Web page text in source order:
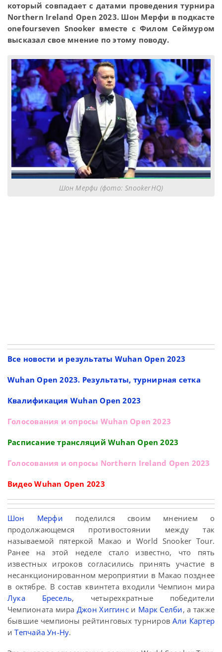
который совпадает с датами проведения турнира
Northern Ireland Open 2023. Шон Мерфи в подкасте
onefourseven Snooker вместе с Филом Сеймуром
высказал свое мнение по этому поводу.
Шон Мерфи (фото: SnookerHQ)
Все новости и результаты Wuhan Open 2023
Wuhan Open 2023. Результаты, турнирная сетка
Квалификация Wuhan Open 2023
Голосования и опросы Wuhan Open 2023
Расписание трансляций Wuhan Open 2023
Голосования и опросы Northern Ireland Open 2023
Видео Wuhan Open 2023
Шон Мерфи поделился своим мнением о
продолжающемся противостоянии между так
называемой пятеркой Макао и World Snooker Tour.
Ранее на этой неделе стало известно, что пять
известных игроков согласились принять участие в
несанкционированном мероприятии в Макао позднее
в октябре. В состав квинтета входили Чемпион мира
Лука Бресель, четырехкратные победители
Чемпионата мираДжон Хиггинси Марк Селби, а также
бывшие чемпионы рейтинговых турнировАли Картер
иТепчайа Ун-Ну.